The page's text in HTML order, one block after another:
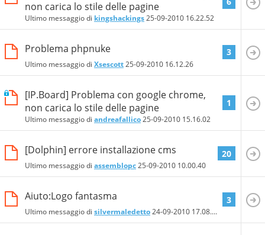
non carica lo stile delle pagine
Ultimo messaggio di kingshackings25-09-2010 16.22.52
Problema phpnuke
Ultimo messaggio di Xsescott25-09-2010 16.12.26
3
[IP.Board] Problema con google chrome,
non carica lo stile delle pagine
Ultimo messaggio di andreafallico25-09-2010 15.16.02
1
[Dolphin] errore installazione cms
Ultimo messaggio di assemblopc25-09-2010 10.00.40
20
Aiuto:Logo fantasma
Ultimo messaggio di silvermaledetto24-09-2010 17.08.38
3